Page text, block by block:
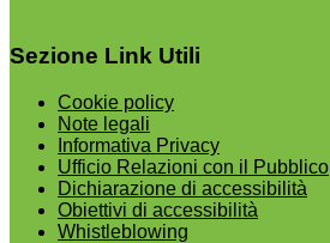
Sezione Link Utili
Cookie policy
Note legali
Informativa Privacy
Ufficio Relazioni con il Pubblico
Dichiarazione di accessibilità
Obiettivi di accessibilità
Whistleblowing